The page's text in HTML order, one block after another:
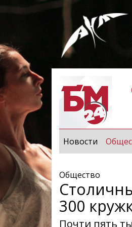
Новости
Общество
300
Почти пять